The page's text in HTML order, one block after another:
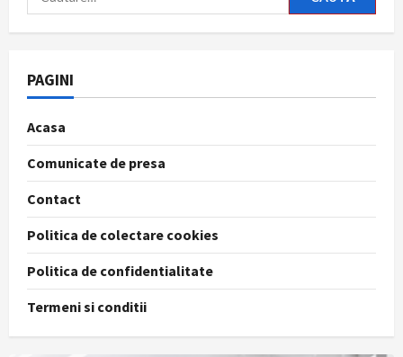
după:
PAGINI
Acasa
Comunicate de presa
Contact
Politica de colectare cookies
Politica de confidentialitate
Termeni si conditii